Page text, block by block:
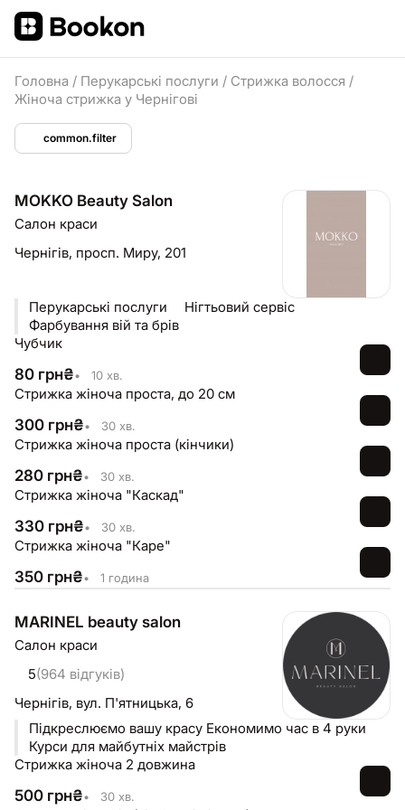
Головна / Перукарські послуги / Стрижка волосся /
Жіноча стрижка у Чернігові
common.filter
MOKKO Beauty Salon
Салон краси
Чернігів, просп. Миру, 201
Перукарські послуги ⠀ Нігтьовий сервіс ⠀
Фарбування вій та брів
Чубчик
80 грн₴• 10 хв.
Стрижка жіноча проста, до 20 см
300 грн₴• 30 хв.
Стрижка жіноча проста (кінчики)
280 грн₴• 30 хв.
Стрижка жіноча "Каскад"
330 грн₴• 30 хв.
Стрижка жіноча "Каре"
350 грн₴• 1 година
MARINEL beauty salon
Салон краси
5(964 відгуків)
Чернігів, вул. П'ятницька, 6
Підкреслюємо вашу красу Економимо час в 4 руки
Курси для майбутніх майстрів
Стрижка жіноча 2 довжина
500 грн₴• 30 хв.